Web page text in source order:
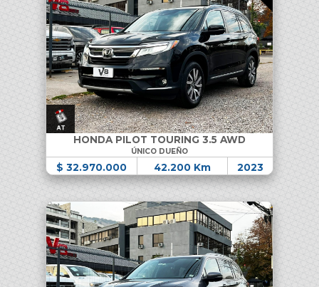
HONDA PILOT TOURING 3.5 AWD
ÚNICO DUEÑO
$ 32.970.000 42.200 Km 2023